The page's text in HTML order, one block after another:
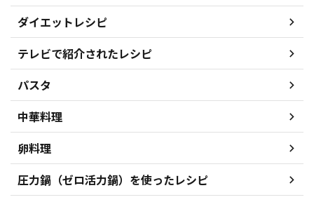
ダイエットレシピ
テレビで紹介されたレシピ
パスタ
中華料理
卵料理
圧力鍋（ゼロ活力鍋）を使ったレシピ